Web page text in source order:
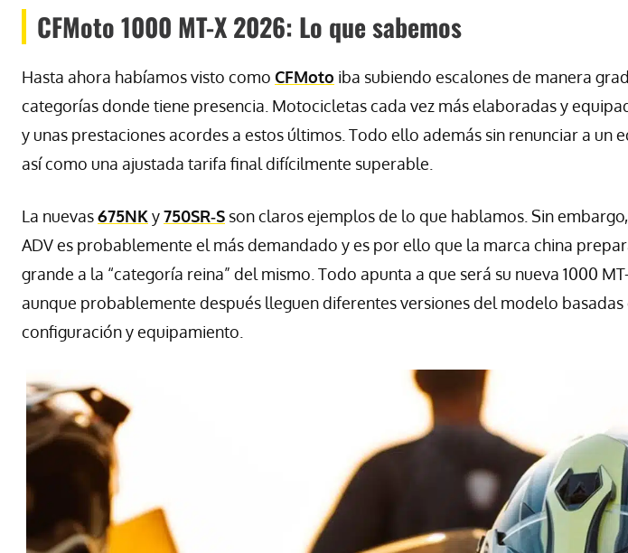
CFMoto 1000 MT-X 2026: Lo que sabemos
Hasta ahora habíamos visto como CFMoto iba subiendo escalones de manera
categorías donde tiene presencia. Motocicletas cada vez más elaboradas y
y unas prestaciones acordes a estos últimos. Todo ello además sin renunciar a un
así como una ajustada tarifa final difícilmente superable.
La nuevas675NKy750SR‑S son claros ejemplos de lo que hablamos. Sin
ADV es probablemente el más demandado y es por ello que la marca china
grande a la “categoría reina” del mismo. Todo apunta a que será su nueva 1000
aunque probablemente después lleguen diferentes versiones del modelo basadas
configuración y equipamiento.